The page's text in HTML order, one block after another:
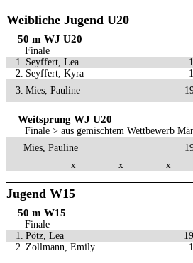
Weibliche Jugend U20
50 m WJ U20
Finale
1.
Seyffert, Lea
2. Seyffert, Kyra
3. Mies, Pauline
Weitsprung WJ U20
Finale > aus gemischtem Wettbewerb
Mies, Pauline
x
x x
Jugend W15
50 m W15
Finale
1.
Pötz, Lea
2. Zollmann, Emily